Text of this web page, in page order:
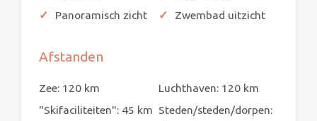
Panoramisch zicht
Zwembad uitzicht
Afstanden
Zee: 120 km
Luchthaven: 120 km
"Skifaciliteiten": 45 km Steden/steden/dorpen: